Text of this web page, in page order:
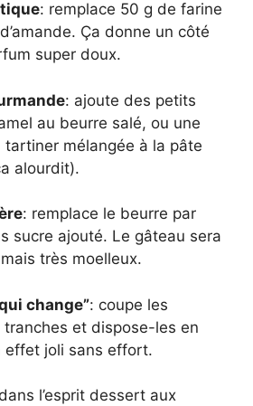
: remplace 50 g de farine
Ça donne un côté
super doux.
: ajoute des petits
au beurre salé, ou une
tartiner mélangée à la pâte
alourdit).
: remplace le beurre par
sucre ajouté. Le gâteau sera
très moelleux.
change”: coupe les
tranches et dispose-les en
effet joli sans effort.
l’esprit dessert aux